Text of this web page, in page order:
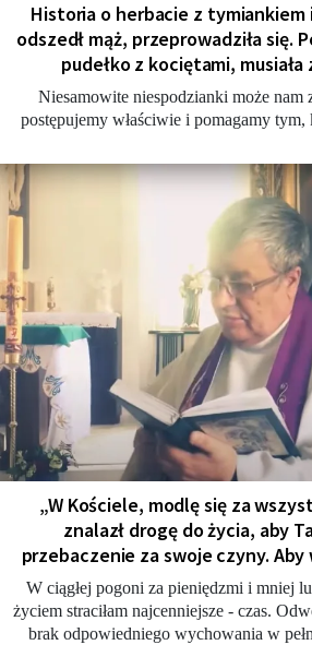
Historia o herbacie z
odszedł mąż, przeprowadziła się.
pudełko z kociętami,
Niesamowite niespodzianki może nam
postępujemy właściwie i pomagamy
„W Kościele, modlę się za
znalazł drogę do życia, aby
przebaczenie za swoje czyny. Aby
W ciągłej pogoni za pieniędzmi i mniej
życiem straciłam najcenniejsze - czas.
brak odpowiedniego wychowania w